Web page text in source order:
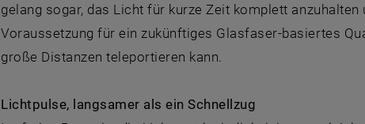
gelang sogar, das Licht für kurze Zeit komplett
Voraussetzung für ein zukünftiges Glasfaser-basiertes
große Distanzen teleportieren kann.
Lichtpulse, langsamer als ein Schnellzug